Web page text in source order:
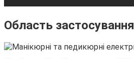
Область застосування